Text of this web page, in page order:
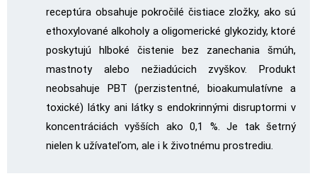
receptúra obsahuje pokročilé čistiace zložky, ako sú
ethoxylované alkoholy a oligomerické glykozidy, ktoré
poskytujú hlboké čistenie bez zanechania šmúh,
mastnoty alebo nežiadúcich zvyškov. Produkt
neobsahuje PBT (perzistentné, bioakumulatívne a
toxické) látky ani látky s endokrinnými disruptormi v
koncentráciách vyšších ako 0,1 %. Je tak šetrný
nielen k užívateľom, ale i k životnému prostrediu.